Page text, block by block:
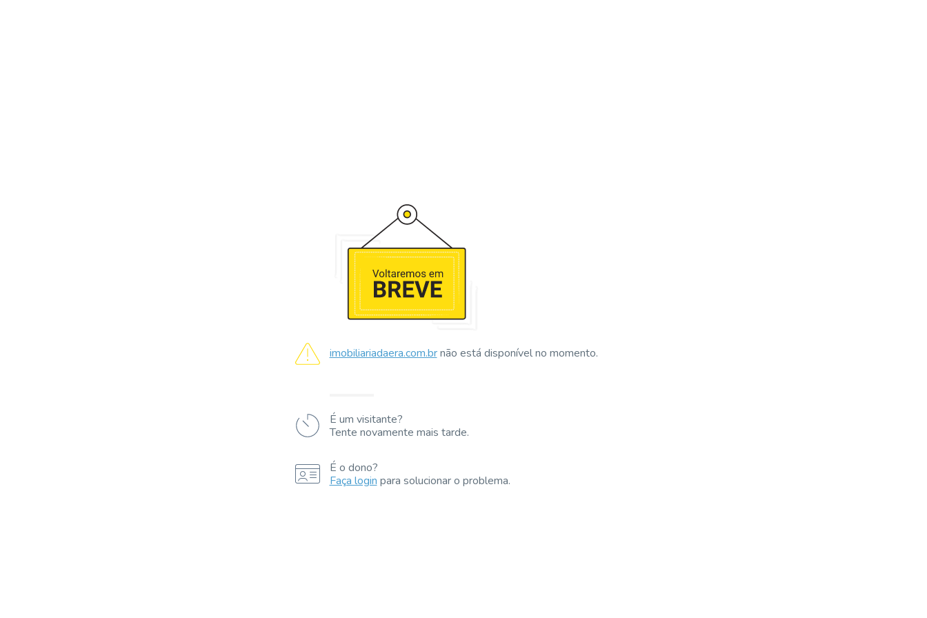
imobiliariadaera.com.brnão está disponível no momento.
É um visitante?
Tente novamente mais tarde.
É o dono?
Faça login para solucionar o problema.